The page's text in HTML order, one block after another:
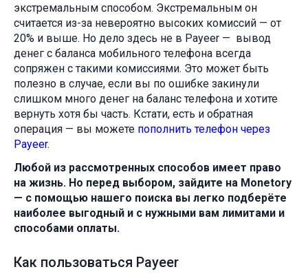
экстремальным способом. Экстремальным он
считается из-за невероятно высоких комиссий — от
20% и выше. Но дело здесь не в Payeer — вывод
денег с баланса мобильного телефона всегда
сопряжен с такими комиссиями. Это может быть
полезно в случае, если вы по ошибке закинули
слишком много денег на баланс телефона и хотите
вернуть хотя бы часть. Кстати, есть и обратная
операция — вы можете пополнить телефон через
Payeer.
Любой из рассмотренных способов имеет право
на жизнь. Но перед выбором, зайдите на Monetory
— с помощью нашего поиска вы легко подберёте
наиболее выгодный и с нужными вам лимитами и
способами оплаты.
Как пользоваться Payeer